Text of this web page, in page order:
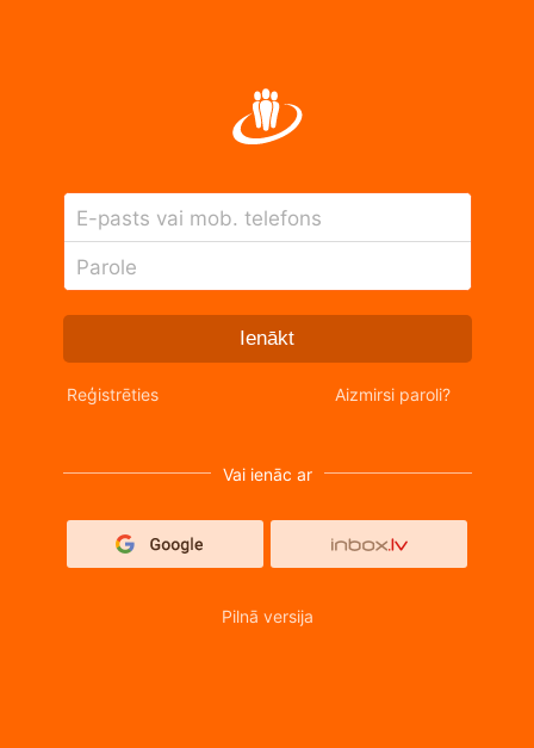
E-pasts vai mob. telefons
Parole
Ienākt
Reģistrēties Aizmirsi paroli?
Vai ienāc ar
Pilnā versija